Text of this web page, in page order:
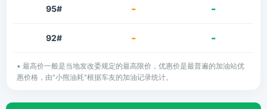
95# - -
92# - -
• 最高价一般是当地发改委规定的最高限价，优惠价是最普遍的加油站优
惠价格，由"小熊油耗"根据车友的加油记录统计。